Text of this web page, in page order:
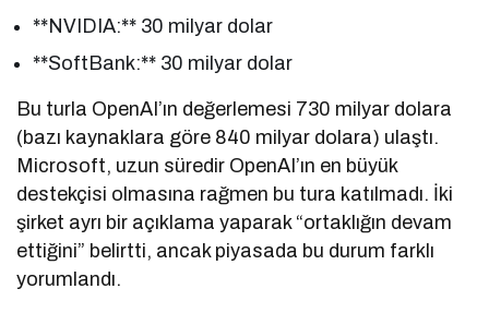
**NVIDIA:** 30 milyar dolar
**SoftBank:** 30 milyar dolar
Bu turla OpenAI’ın değerlemesi 730 milyar dolara
(bazı kaynaklara göre 840 milyar dolara) ulaştı.
Microsoft, uzun süredir OpenAI’ın en büyük
destekçisi olmasına rağmen bu tura katılmadı. İki
şirket ayrı bir açıklama yaparak “ortaklığın devam
ettiğini” belirtti, ancak piyasada bu durum farklı
yorumlandı.